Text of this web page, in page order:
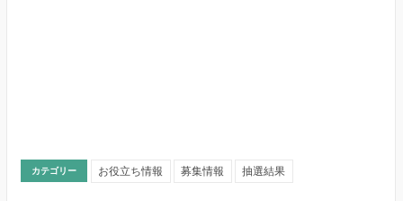
カテゴリー お役立ち情報 募集情報 抽選結果